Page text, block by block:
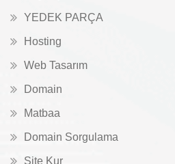
YEDEK PARÇA
Hosting
Web Tasarım
Domain
Matbaa
Domain Sorgulama
Site Kur